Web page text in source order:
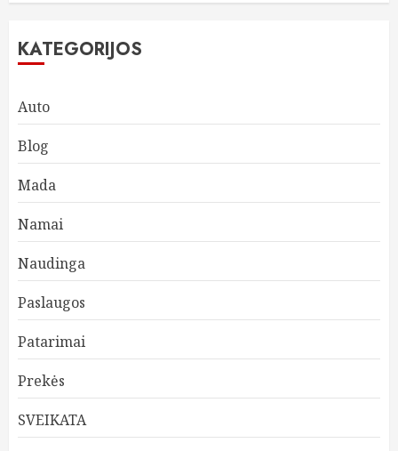
KATEGORIJOS
Auto
Blog
Mada
Namai
Naudinga
Paslaugos
Patarimai
Prekės
SVEIKATA